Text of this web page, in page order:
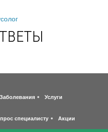
Заболевания
Услуги
специалисту Акции